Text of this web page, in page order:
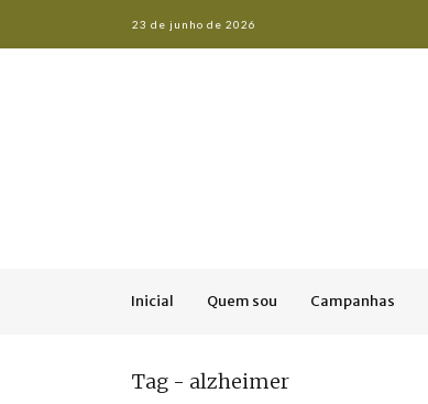
23 de junho de 2026
Inicial Quem sou Campanhas
Tag - alzheimer